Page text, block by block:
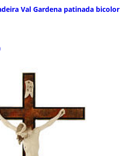
Val Gardena patinada bicolor